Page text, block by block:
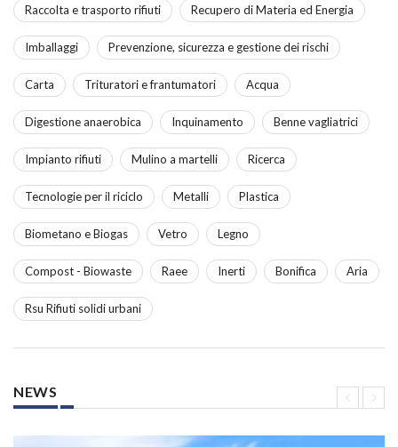
Raccolta e trasporto rifiuti Recupero di Materia ed Energia
Imballaggi Prevenzione, sicurezza e gestione dei rischi
Carta Trituratori e frantumatori Acqua
Digestione anaerobica Inquinamento Benne vagliatrici
Impianto rifiuti Mulino a martelli Ricerca
Tecnologie per il riciclo Metalli Plastica
Biometano e Biogas Vetro Legno
Compost - Biowaste Raee Inerti Bonifica Aria
Rsu Rifiuti solidi urbani
NEWS